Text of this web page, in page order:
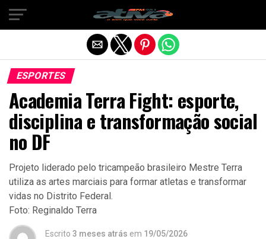
ESPORTES
Academia Terra Fight: esporte,
disciplina e transformação social
no DF
Projeto liderado pelo tricampeão brasileiro Mestre Terra
utiliza as artes marciais para formar atletas e transformar
vidas no Distrito Federal.
Foto: Reginaldo Terra
Escrito 3 meses atrás em 19/05/2026
Sair da versão mobile